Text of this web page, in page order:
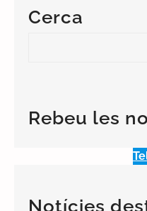
Cerca
c
hRebeu les
Notícies